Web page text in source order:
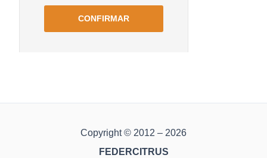
Copyright © 2012 – 2026
FEDERCITRUS